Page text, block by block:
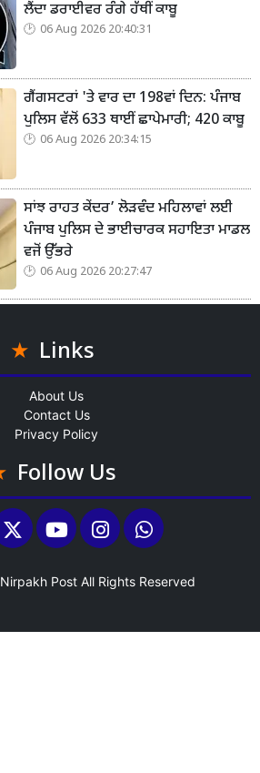
ਲੈਂਦਾ ਡਰਾਈਵਰ ਰੰਗੇ ਹੱਥੀਂ ਕਾਬੂ
06 Aug 2026 20:40:31
ਗੈਂਗਸਟਰਾਂ 'ਤੇ ਵਾਰ ਦਾ 198ਵਾਂ ਦਿਨ: ਪੰਜਾਬ
ਪੁਲਿਸ ਵੱਲੋਂ 633 ਥਾਈਂ ਛਾਪੇਮਾਰੀ; 420 ਕਾਬੂ
06 Aug 2026 20:34:15
ਸਾਂਝ ਰਾਹਤ ਕੇਂਦਰ’ ਲੋੜਵੰਦ ਮਹਿਲਾਵਾਂ ਲਈ
ਪੰਜਾਬ ਪੁਲਿਸ ਦੇ ਭਾਈਚਾਰਕ ਸਹਾਇਤਾ ਮਾਡਲ
ਵਜੋਂ ਉੱਭਰੇ
06 Aug 2026 20:27:47
Links
About Us
Contact Us
Privacy Policy
Follow Us
Nirpakh Post All Rights Reserved